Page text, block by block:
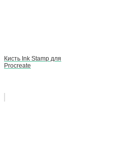
Кисть Ink Stamp для
Procreate